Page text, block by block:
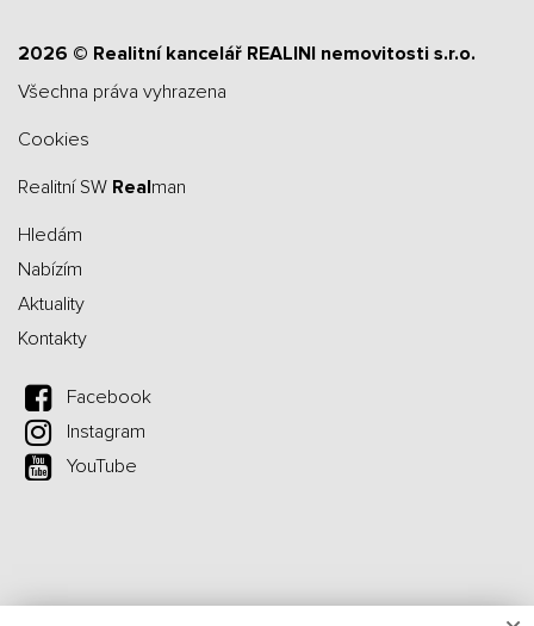
2026 © Realitní kancelář REALINI nemovitosti s.r.o.
všechna práva vyhrazena
Cookies
Realitní SW Realman
Hledám
Nabízím
Aktuality
Kontakty
Facebook
Instagram
YouTube